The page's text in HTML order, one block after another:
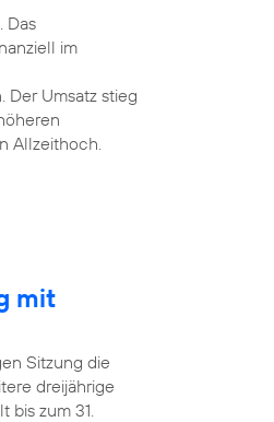
Das
im
Umsatz stieg
Allzeithoch.
mit
Sitzung die
dreijährige
bis zum 31.